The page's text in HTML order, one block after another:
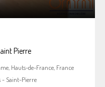
Pierre
Hauts-de-France, France
- Saint-Pierre